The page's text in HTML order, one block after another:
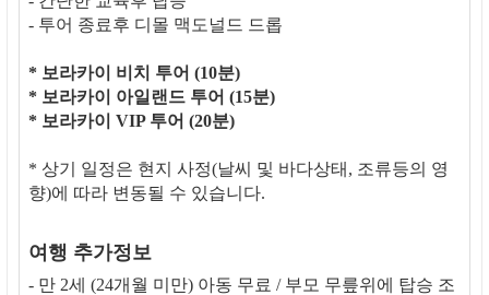
- 투어 종료후 디몰 맥도널드 드롭
* 보라카이 비치 투어 (10분)
* 보라카이 아일랜드 투어 (15분)
* 보라카이 VIP 투어 (20분)
* 상기 일정은 현지 사정(날씨 및 바다상태, 조류등의 영
향)에 따라 변동될 수 있습니다.
여행 추가정보
- 만 2세 (24개월 미만) 아동 무료 / 부모 무릎위에 탑승 조